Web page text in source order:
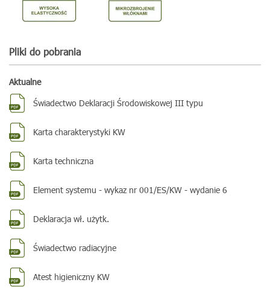
Pliki do pobrania
Aktualne
Świadectwo Deklaracji Środowiskowej III typu
Karta charakterystyki KW
Karta techniczna
Element systemu - wykaz nr 001/ES/KW - wydanie 6
Deklaracja wł. użytk.
Świadectwo radiacyjne
Atest higieniczny KW